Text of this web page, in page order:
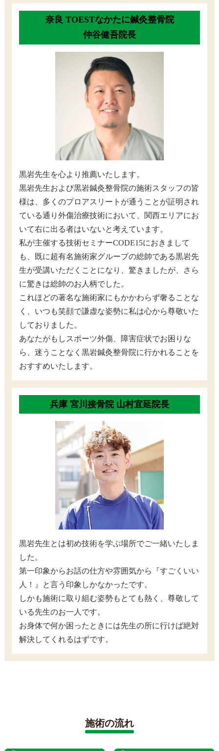
奈良 TOESTなかたに鍼灸整骨院
仲谷健吾院長
黒岩先生を心より推薦いたします。
黒岩先生および黒岩鍼灸整骨院の施術スタッフの皆
様は、多くのプロアスリートが通うことが証明され
ている通り外傷治療技術において、関西エリアにお
いて右に出る者はいないと考えています。
私が主催する技術セミナーCODE15におきまして
も、既に超有名施術家グループの総帥である黒岩先
生が受講いただくことになり、驚きましたが、さら
に驚きは総帥のお人柄でした。
これほどの著名な施術家にもかかわらず奢ることな
く、いつも笑顔で謙虚な姿勢に私は心から尊敬いた
しておりました。
あなたがもしスポーツ外傷、障害症状でお困りな
ら、迷うことなく黒岩鍼灸整骨院に行かれることを
おすすめいたします。
兵庫 宮川接骨院 山村宜延院長
黒岩先生とは初め技術を学ぶ場所でご一緒いたしま
した。
第一印象からお話の仕方や雰囲気から『すごくいい
人！』と言う印象しかなかったです。
しかも施術に取り組む姿勢もとても熱く、尊敬して
いる先生のお一人です。
お身体で何か困ったときには先生の所に行けば絶対
解決してくれるはずです。
施術の流れ